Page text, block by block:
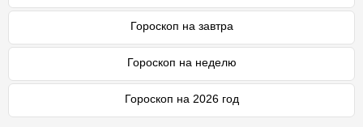
Гороскоп на завтра
Гороскоп на неделю
Гороскоп на 2026 год